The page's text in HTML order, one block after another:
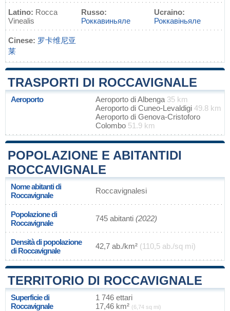
Latino: Rocca
Vinealis
Russo:
Роккавиньяле
Ucraino:
Роккавіньяле
Cinese: 罗卡维尼亚
莱
TRASPORTI DI ROCCAVIGNALE
Aeroporto Aeroporto di Albenga 35 km
Aeroporto di Cuneo-Levaldigi 49.8 km
Aeroporto di Genova-Cristoforo
Colombo 51.9 km
POPOLAZIONE E ABITANTIDI
ROCCAVIGNALE
Nome abitanti di
Roccavignale
Roccavignalesi
Popolazione di
Roccavignale
745 abitanti (2022)
Densità di popolazione
di Roccavignale
42,7 ab./km² (110,5 ab./sq mi)
TERRITORIO DI ROCCAVIGNALE
Superficie di
Roccavignale
1 746 ettari
17,46 km² (6,74 sq mi)